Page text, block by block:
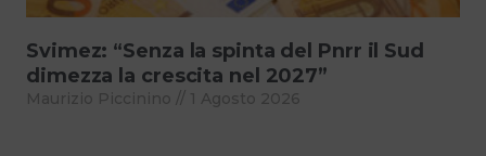
Svimez: “Senza la spinta del Pnrr il Sud
dimezza la crescita nel 2027”
Maurizio Piccinino 1 Agosto 2026